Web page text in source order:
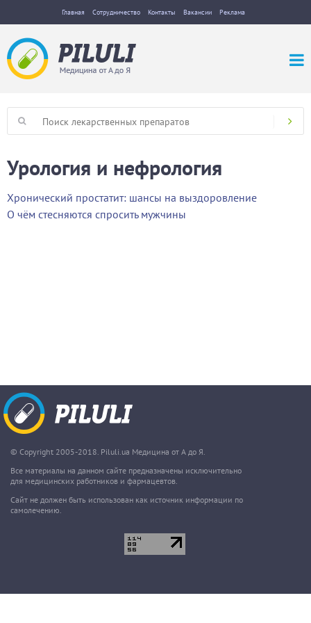
Главная Сотрудничество Контакты Вакансии Реклама
Урология и нефрология
Хронический простатит: шансы на выздоровление
О чём стесняются спросить мужчины
© Copyright 2005-2018. Piluli.ua Медицина от А до Я.
Все материалы на данном сайте предназначены исключительно
для медицинских работников и фармацевтов.
Сайт не должен быть использован как источник информации по
самолечению.